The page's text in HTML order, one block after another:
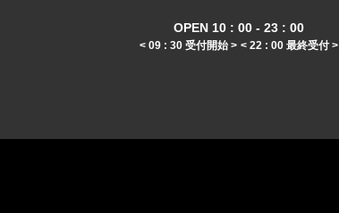
OPEN 10 : 00 - 23 : 00
< 09 : 30 受付開始 > < 22 : 00 最終受付 >